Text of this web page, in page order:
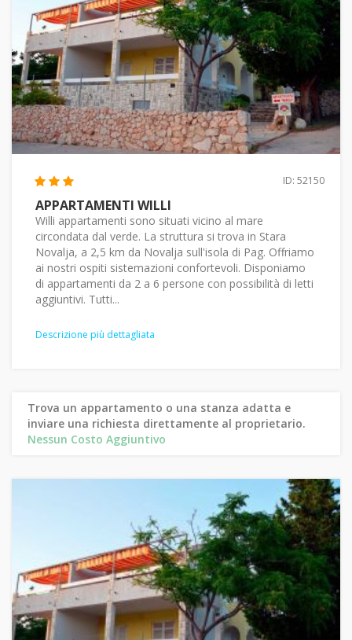
ID: 52150
APPARTAMENTI WILLI
Willi appartamenti sono situati vicino al mare
circondata dal verde. La struttura si trova in Stara
Novalja, a 2,5 km da Novalja sull'isola di Pag. Offriamo
ai nostri ospiti sistemazioni confortevoli. Disponiamo
di appartamenti da 2 a 6 persone con possibilità di letti
aggiuntivi. Tutti...
Descrizione più dettagliata
Trova un appartamento o una stanza adatta e
inviare una richiesta direttamente al proprietario.
Nessun Costo Aggiuntivo